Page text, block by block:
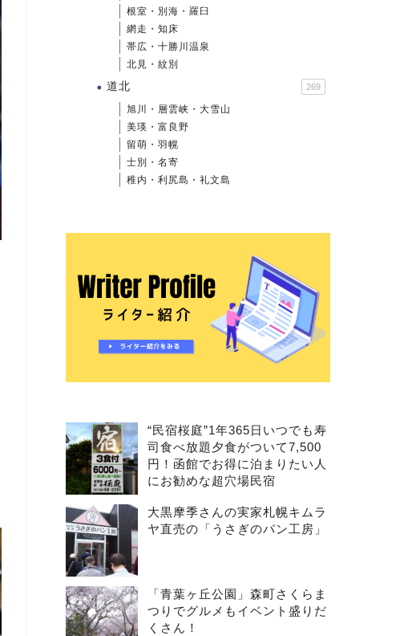
根室・別海・羅臼
網走・知床
帯広・十勝川温泉
北見・紋別
道北 269
旭川・層雲峡・大雪山
美瑛・富良野
留萌・羽幌
士別・名寄
稚内・利尻島・礼文島
“民宿桜庭”1年365日いつでも寿
司食べ放題夕食がついて7,500
円！函館でお得に泊まりたい人
にお勧めな超穴場民宿
大黒摩季さんの実家札幌キムラ
ヤ直売の「うさぎのパン工房」
「青葉ヶ丘公園」森町さくらま
つりでグルメもイベント盛りだ
くさん！